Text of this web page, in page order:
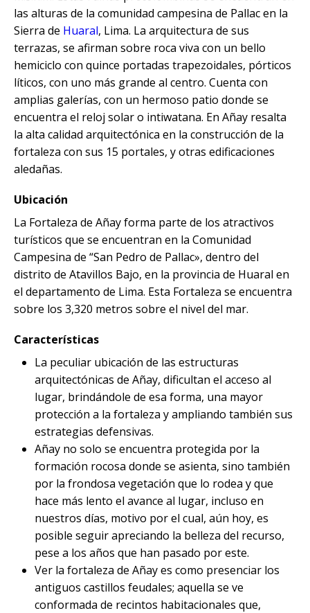
Naturaleza entre Rocas y Cascadas
City tour + valle + Salkantay 3 Dias +
Montaña de colores
City tour + valle + Salkantay 3 días
Marcapomacocha Full Day
Tour Antioquía y Cochahuayco |Full
Day desde Lima
San Mateo de Otao: Aventura
Andina, Cultura Viva – Full Day
Tour Isla del Sol y la Luna – 1 Día
Tour Puno – Copacabana – Isla del
Sol
Tour Chullpas de Sillustani desde
Puno
Tour Isla de los Uros, Amantaní y
Inolvidable a Machu Picchu
Tour Camino Inca 2D / 1N
Tour Camino Inca / Cusco 4D
SALAR DE UYUNI
Tour Salar de Uyuni 3 Días / 2
Noches
Tour Salar de Uyuni 2 Días / 1
Noche
Salar de Uyuni desde Puno
Tour Salar de Uyuni desde La Paz
SALKANTAY
City tour + valle + Salkantay 3 Dias +
Montaña de colores
City tour + valle + Salkantay 3 días
City Tour + Valle Sagrado + Tour
Salkantay 4 dias
City Tour Cusco + Valle Sagrado +
Tour Salkantay 5 días
BLOG
CONTACTANOS
las alturas de la comunidad campesina de Pallac en la
Sierra de Huaral, Lima. La arquitectura de sus
terrazas, se afirman sobre roca viva con un bello
hemiciclo con quince portadas trapezoidales, pórticos
líticos, con uno más grande al centro. Cuenta con
amplias galerías, con un hermoso patio donde se
encuentra el reloj solar o intiwatana. En Añay resalta
la alta calidad arquitectónica en la construcción de la
fortaleza con sus 15 portales, y otras edificaciones
aledañas.
Ubicación
La Fortaleza de Añay forma parte de los atractivos
turísticos que se encuentran en la Comunidad
Campesina de “San Pedro de Pallac», dentro del
distrito de Atavillos Bajo, en la provincia de Huaral en
el departamento de Lima. Esta Fortaleza se encuentra
sobre los 3,320 metros sobre el nivel del mar.
Características
La peculiar ubicación de las estructuras
arquitectónicas de Añay, dificultan el acceso al
lugar, brindándole de esa forma, una mayor
protección a la fortaleza y ampliando también sus
estrategias defensivas.
Añay no solo se encuentra protegida por la
formación rocosa donde se asienta, sino también
por la frondosa vegetación que lo rodea y que
hace más lento el avance al lugar, incluso en
nuestros días, motivo por el cual, aún hoy, es
posible seguir apreciando la belleza del recurso,
pese a los años que han pasado por este.
Ver la fortaleza de Añay es como presenciar los
antiguos castillos feudales; aquella se ve
conformada de recintos habitacionales que,